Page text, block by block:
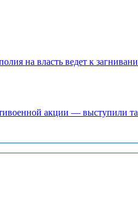
на власть ведет к
акции — выступили